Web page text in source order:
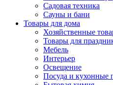
Садовая техника
Сауны и бани
Товары для дома
Хозяйственные
Товары для
Мебель
Интерьер
Освещение
Посуда и кухонные